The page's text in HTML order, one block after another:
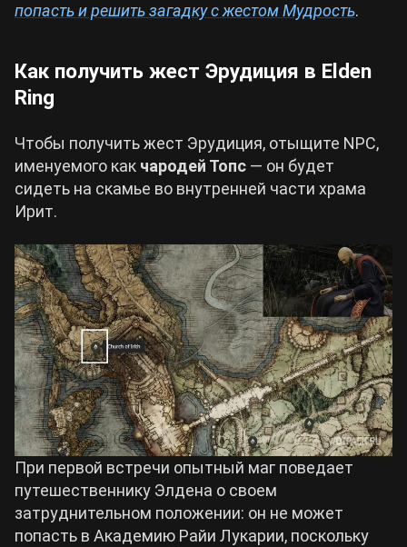
попасть и решить загадку с жестом Мудрость.
Как получить жест Эрудиция в Elden
Ring
Чтобы получить жест Эрудиция, отыщите NPC,
именуемого как чародей Топс — он будет
сидеть на скамье во внутренней части храма
Ирит.
При первой встречи опытный маг поведает
путешественнику Элдена о своем
затруднительном положении: он не может
попасть в Академию Райи Лукарии, поскольку